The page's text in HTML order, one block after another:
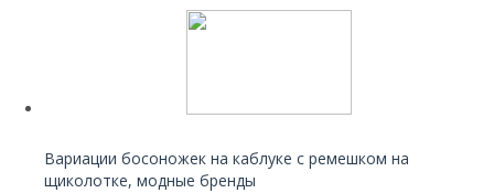
Вариации босоножек на каблуке с ремешком на
щиколотке, модные бренды